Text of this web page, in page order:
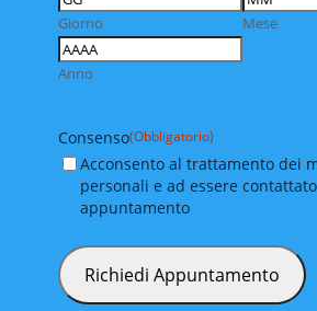
Giorno Mese
Anno
Consenso(Obbligatorio)
Acconsento al trattamento dei
personali e ad essere
appuntamento